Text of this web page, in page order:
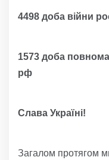
4498 доба війни
1573 доба
рф
Слава Україні!
Загалом протягом